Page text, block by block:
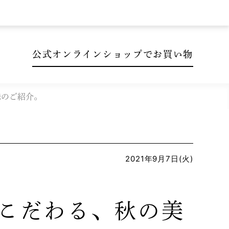
公式オンラインショップでお買い物
2021年9月7日(火)
だわる、秋の美
ご紹介。